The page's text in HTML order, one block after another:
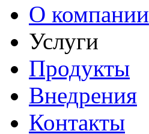
О компании
Услуги
Продукты
Внедрения
Контакты